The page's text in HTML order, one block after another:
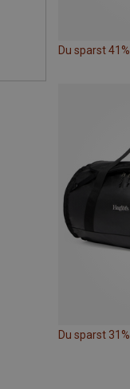
Du sparst 41%
Du sparst 31%